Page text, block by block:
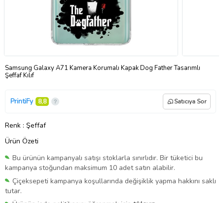
Samsung Galaxy A71 Kamera Korumalı Kapak Dog Father Tasarımlı
Şeffaf Kılıf
PrintiFy 8,8 Satıcıya Sor
Renk : Şeffaf
Ürün Özeti
Bu ürünün kampanyalı satışı stoklarla sınırlıdır. Bir tüketici bu
kampanya stoğundan maksimum 10 adet satın alabilir.
Çiçeksepeti kampanya koşullarında değişiklik yapma hakkını saklı
tutar.